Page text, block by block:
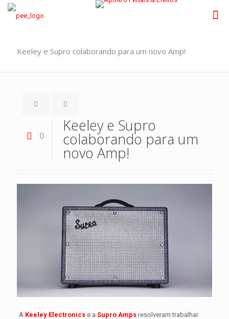
Keeley e Supro colaborando para um novo Amp!
0
Keeley e Supro
colaborando para um
novo Amp!
A Keeley Electronicse a Supro Ampsresolveram trabalhar